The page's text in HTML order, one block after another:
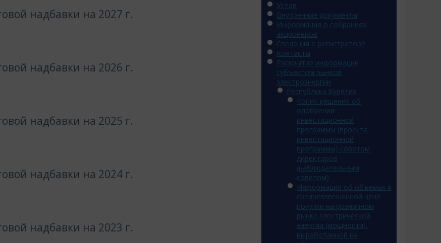
надбавки на 2027 г.
надбавки на 2026 г.
надбавки на 2025 г.
надбавки на 2024 г.
надбавки на 2023 г.
Устав
Внутренние документы
Информация о собраниях
акционеров
Сведения о регистраторе
Контакты
Раскрытие информации
субъектом рынков
электроэнергии
Республика Бурятия
Копия решения об
одобрении
инвестиционной
программы (проекта
инвестиционной
программы) советом
директоров
(наблюдательным
советом)
Информация об объемах и
средневзвешенной цене
покупки на розничном
рынке электрической
энергии (мощности),
выработанной на